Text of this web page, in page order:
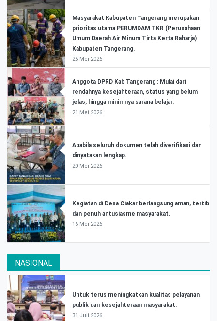
Masyarakat Kabupaten Tangerang merupakan
prioritas utama PERUMDAM TKR (Perusahaan
Umum Daerah Air Minum Tirta Kerta Raharja)
Kabupaten Tangerang.
25 Mei 2026
Anggota DPRD Kab Tangerang : Mulai dari
rendahnya kesejahteraan, status yang belum
jelas, hingga minimnya sarana belajar.
21 Mei 2026
Apabila seluruh dokumen telah diverifikasi dan
dinyatakan lengkap.
20 Mei 2026
Kegiatan di Desa Ciakar berlangsung aman, tertib
dan penuh antusiasme masyarakat.
16 Mei 2026
NASIONAL
Untuk terus meningkatkan kualitas pelayanan
publik dan kesejahteraan masyarakat.
31 Juli 2026